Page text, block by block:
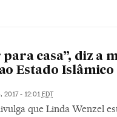
casa”, diz a
Estado
2017 - 12:01 EDT
que Linda Wenzel